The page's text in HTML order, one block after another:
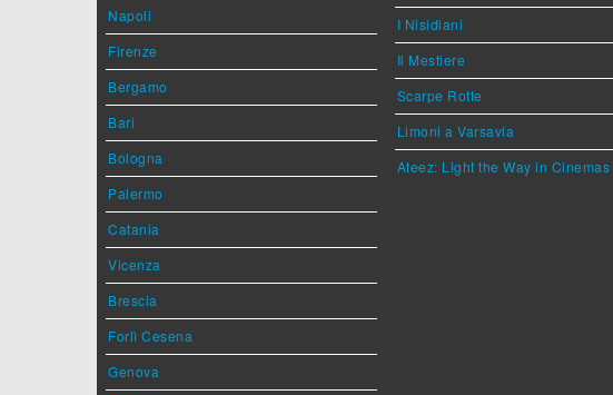
Napoli
Firenze
Bergamo
Bari
Bologna
Palermo
Catania
Vicenza
Brescia
Forlì Cesena
Genova
I Nisidiani
Il Mestiere
Scarpe Rotte
Limoni a Varsavia
Ateez: Light the Way in Cinemas